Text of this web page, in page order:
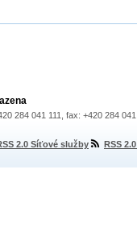
284 041 111, fax: +420 284
2.0 Síťové služby RSS